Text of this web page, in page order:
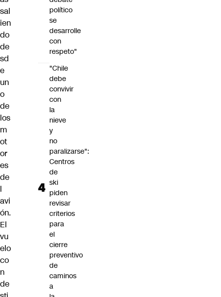
sal
ien
do
de
sd
e
un
o
de
los
m
ot
or
es
de
l
avi
ón.
El
vu
elo
co
n
de
político
se
desarrolle
con
respeto"
"Chile
debe
convivir
con
la
nieve
y
no
paralizarse":
Centros
de
ski
piden
revisar
criterios
para
el
cierre
preventivo
de
caminos
a